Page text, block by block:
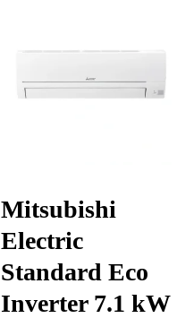
Mitsubishi
Electric
Standard Eco
Inverter 7.1 kW